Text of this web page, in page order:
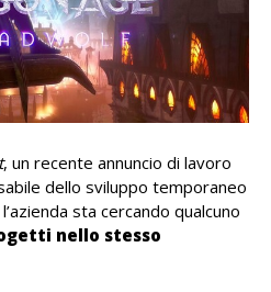
, un recente annuncio di lavoro
dello sviluppo temporaneo
sta cercando qualcuno
nello stesso